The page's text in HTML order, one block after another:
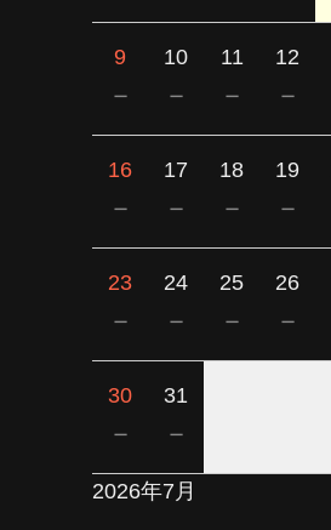
9
－
10
－
11
－
12
－
16
－
17
－
18
－
19
－
23
－
24
－
25
－
26
－
30
－
31
－
2026年7月